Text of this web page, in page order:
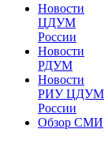
Новости
ЦДУМ
России
Новости
РДУМ
Новости
РИУ ЦДУМ
России
Обзор СМИ